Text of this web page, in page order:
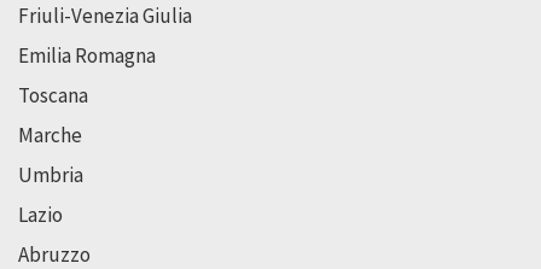
Friuli-Venezia Giulia
Emilia Romagna
Toscana
Marche
Umbria
Lazio
Abruzzo